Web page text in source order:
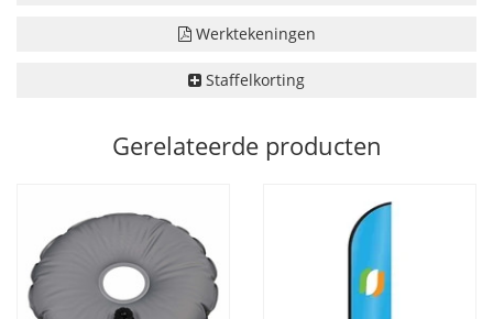
Werktekeningen
Staffelkorting
Gerelateerde producten